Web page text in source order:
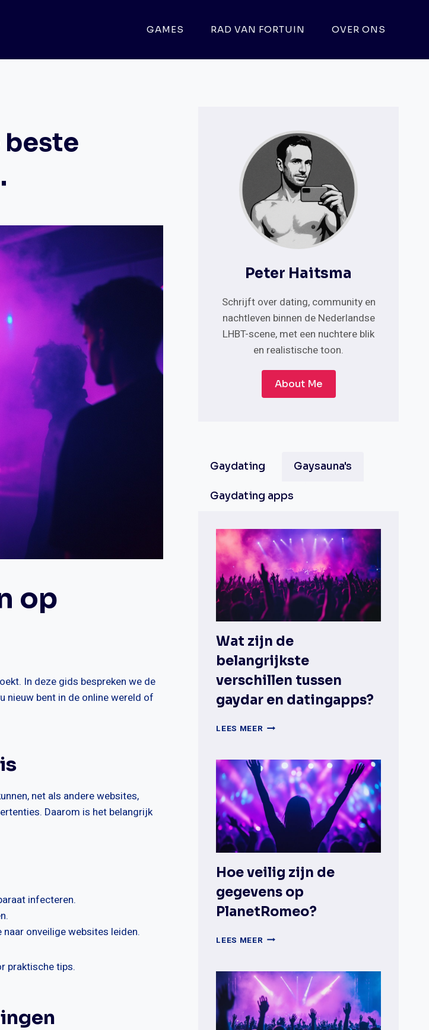
GAMES RAD VAN FORTUIN OVER ONS
op
In deze gids bespreken we de
nieuw bent in de online wereld of
net als andere websites,
Daarom is het belangrijk
infecteren.
onveilige websites leiden.
praktische tips.
Peter Haitsma
Schrijft over dating, community en
nachtleven binnen de Nederlandse
LHBT-scene, met een nuchtere blik
en realistische toon.
About Me
Gaydating Gaysauna's
Gaydating apps
Wat zijn de
belangrijkste
verschillen tussen
gaydar en datingapps?
LEES MEER WAT
BELANGRIJKSTE
VERSCHILLEN
TUSSEN
GAYDAR
EN
DATINGAPPS?
Hoe veilig zijn de
gegevens op
PlanetRomeo?
LEES MEER HOE
DE
GEGEVENS
OP
PLANETROMEO?